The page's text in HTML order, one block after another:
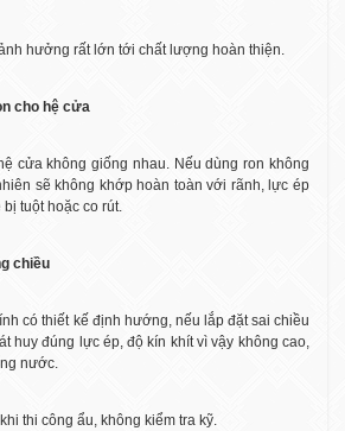
hưởng rất lớn tới chất lượng hoàn thiện.
cho hệ cửa
cửa không giống nhau. Nếu dùng ron không
sẽ không khớp hoàn toàn với rãnh, lực ép
bị tuột hoặc co rút.
chiều
có thiết kế định hướng, nếu lắp đặt sai chiều
huy đúng lực ép, độ kín khít vì vậy không cao,
nước.
thi công ẩu, không kiểm tra kỹ.